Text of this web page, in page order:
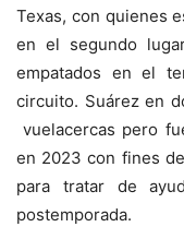
Texas, con quienes
en el segundo
empatados en el
circuito. Suárez en
vuelacercas pero
en 2023 con fines
para tratar de
postemporada.